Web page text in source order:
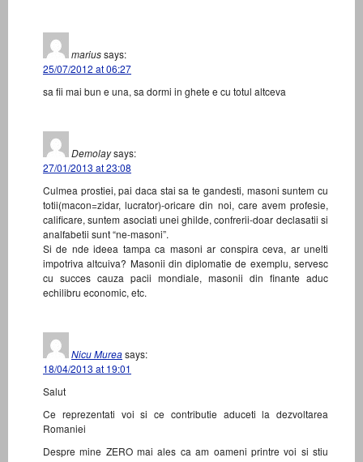
mariussays:
25/07/2012 at 06:27
sa fii mai bun e una, sa dormi in ghete e cu totul altceva
Demolaysays:
27/01/2013 at 23:08
Culmea prostiei, pai daca stai sa te gandesti, masoni suntem cu
totii(macon=zidar, lucrator)-oricare din noi, care avem profesie,
calificare, suntem asociati unei ghilde, confrerii-doar declasatii si
analfabetii sunt “ne-masoni”.
Si de nde ideea tampa ca masoni ar conspira ceva, ar unelti
impotriva altcuiva? Masonii din diplomatie de exemplu, servesc
cu succes cauza pacii mondiale, masonii din finante aduc
echilibru economic, etc.
Nicu Mureasays:
18/04/2013 at 19:01
Salut
Ce reprezentati voi si ce contributie aduceti la dezvoltarea
Romaniei
Despre mine ZERO mai ales ca am oameni printre voi si stiu